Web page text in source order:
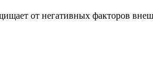
от негативных факторов